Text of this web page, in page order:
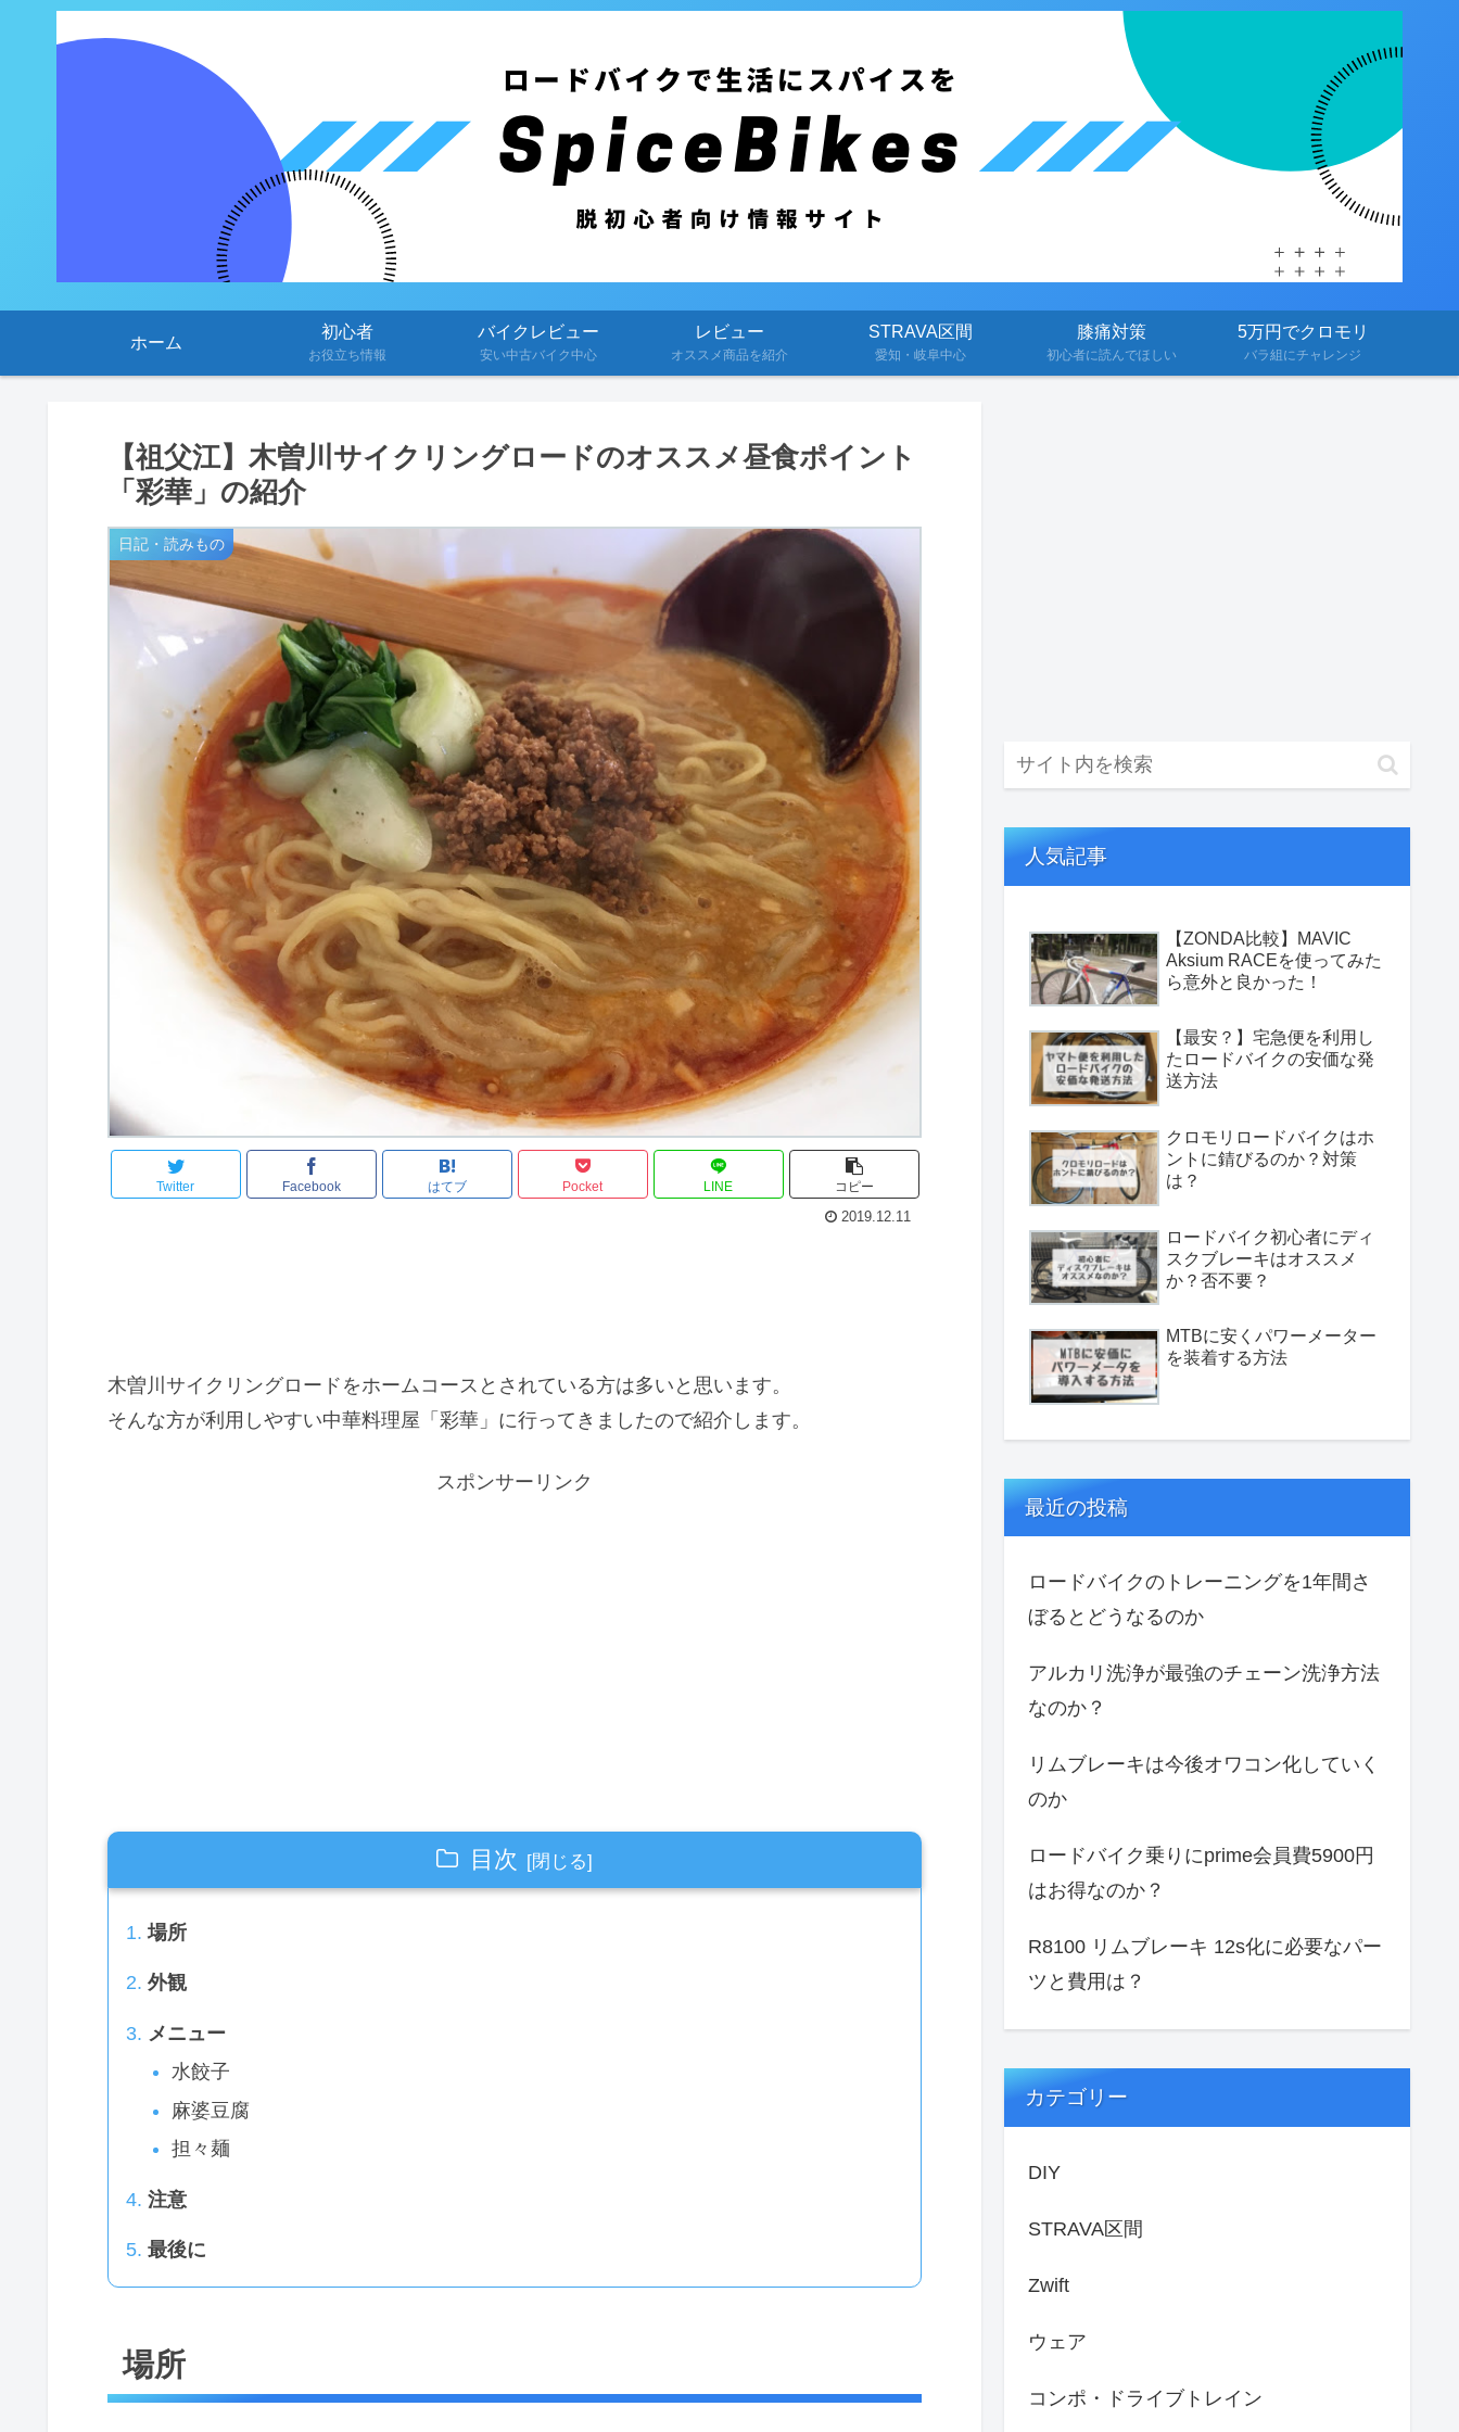
ホーム
初心者
お役立ち情報
バイクレビュー
安い中古バイク中心
レビュー
オススメ商品を紹介
STRAVA区間
愛知・岐阜中心
膝痛対策
初心者に読んでほしい
5万円でクロモリ
バラ組にチャレンジ
【祖父江】木曽川サイクリングロードのオススメ昼食ポイント
「彩華」の紹介
日記・読みもの
Twitter Facebook はてブ Pocket LINE コピー
2019.12.11
木曽川サイクリングロードをホームコースとされている方は多いと思います。
そんな方が利用しやすい中華料理屋「彩華」に行ってきましたので紹介します。
スポンサーリンク
目次
場所
外観
メニュー
水餃子
麻婆豆腐
担々麺
注意
最後に
場所
人気記事
【ZONDA比較】MAVIC
Aksium RACEを使ってみた
ら意外と良かった！
【最安？】宅急便を利用し
たロードバイクの安価な発
送方法
クロモリロードバイクはホ
ントに錆びるのか？対策
は？
ロードバイク初心者にディ
スクブレーキはオススメ
か？否不要？
MTBに安くパワーメーター
を装着する方法
最近の投稿
ロードバイクのトレーニングを1年間さ
ぼるとどうなるのか
アルカリ洗浄が最強のチェーン洗浄方法
なのか？
リムブレーキは今後オワコン化していく
のか
ロードバイク乗りにprime会員費5900円
はお得なのか？
R8100 リムブレーキ 12s化に必要なパー
ツと費用は？
カテゴリー
DIY
STRAVA区間
Zwift
ウェア
コンポ・ドライブトレイン